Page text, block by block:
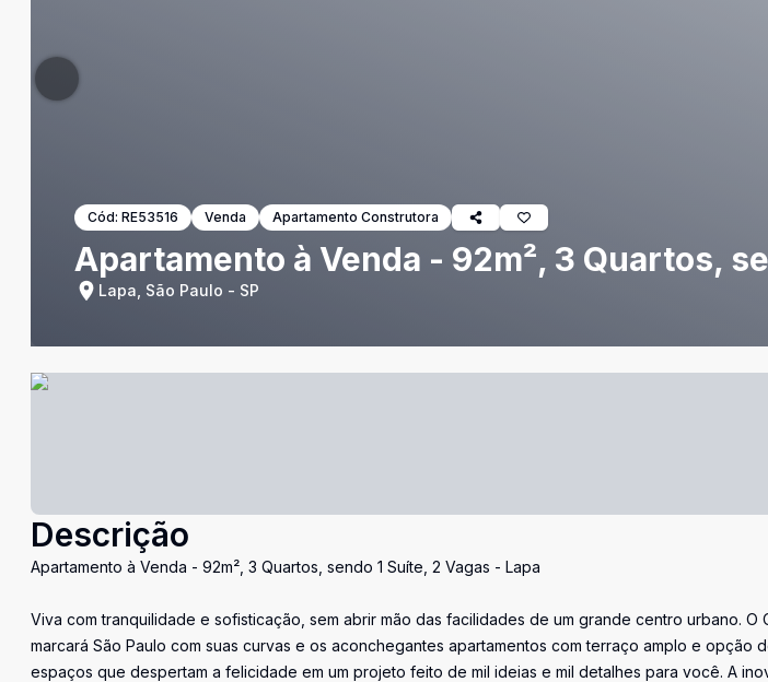
Cód: RE53516 Venda Apartamento Construtora
Apartamento à Venda - 92m², 3 Quartos,
Lapa, São Paulo - SP
Descrição
Apartamento à Venda - 92m², 3 Quartos, sendo 1 Suíte, 2 Vagas - Lapa
Viva com tranquilidade e sofisticação, sem abrir mão das facilidades de um grande centro urbano. O
marcará São Paulo com suas curvas e os aconchegantes apartamentos com terraço amplo e opção
espaços que despertam a felicidade em um projeto feito de mil ideias e mil detalhes para você. A